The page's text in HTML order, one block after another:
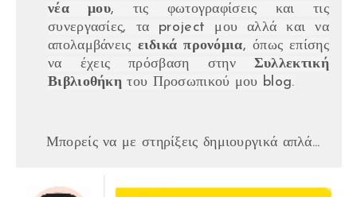
νέα μου, τις φωτογραφίσεις και τις
συνεργασίες, τα project μου αλλά και να
απολαμβάνεις ειδικά προνόμια, όπως επίσης
να έχεις πρόσβαση στην Συλλεκτική
Βιβλιοθήκη του Προσωπικού μου blog.
Μπορείς να με στηρίξεις δημιουργικά απλά...